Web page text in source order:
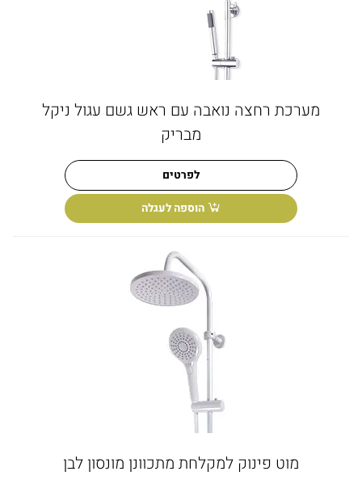
מערכת רחצה נואבה עם ראש גשם עגול ניקל
מבריק
לפרטים
הוספה לעגלה
מוט פינוק למקלחת מתכוונן מונסון לבן